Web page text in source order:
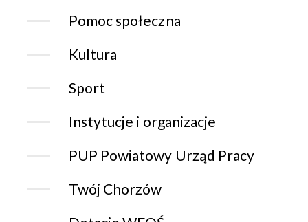
Pomoc społeczna
Kultura
Sport
Instytucje i organizacje
PUP Powiatowy Urząd Pracy
Twój Chorzów